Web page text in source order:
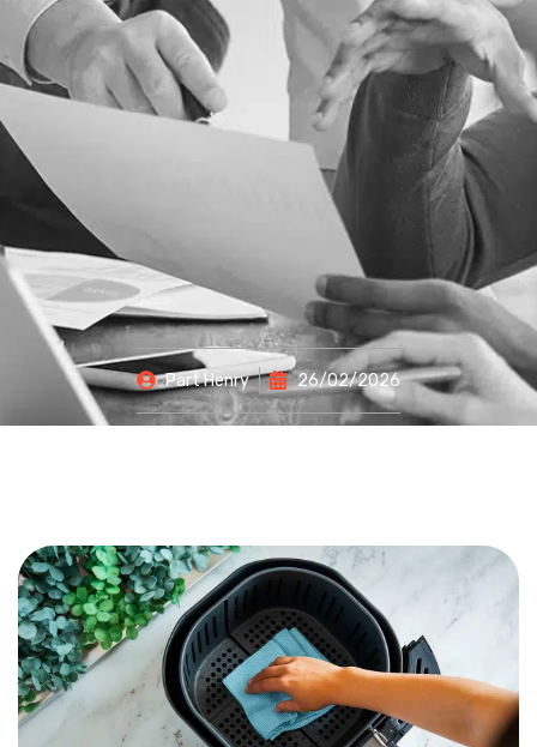
PartHenry 26/02/2026